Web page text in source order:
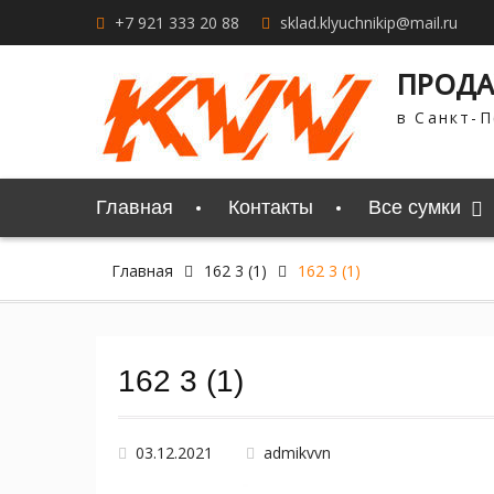
+7 921 333 20 88 sklad.klyuchnikip@mail.ru
в Санкт-
Главная Контакты Все сумки
Главная 162 3 (1) 162 3 (1)
162 3 (1)
03.12.2021 admikvvn